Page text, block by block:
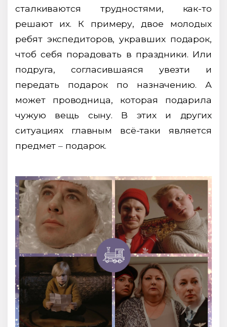
сталкиваются трудностями, как-то
решают их. К примеру, двое молодых
ребят экспедиторов, укравших подарок,
чтоб себя порадовать в праздники. Или
подруга, согласившаяся увезти и
передать подарок по назначению. А
может проводница, которая подарила
чужую вещь сыну. В этих и других
ситуациях главным всё-таки является
предмет– подарок.